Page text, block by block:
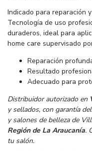
Indicado para reparación
Tecnología de uso
duraderos, ideal para
home care supervisado
Reparación
Resultado
Adecuado para
Distribuidor autorizado en
y sellados, con garantía
y salones de belleza de
Región de La Araucanía.
tu salón.